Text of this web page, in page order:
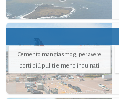
Cemento mangiasmog, per avere
porti più puliti e meno inquinati